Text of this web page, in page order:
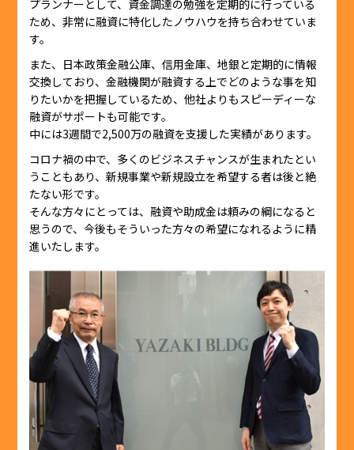
プランナーとして、資金調達の勉強を定期的に行っている
ため、非常に融資に特化したノウハウを持ち合わせていま
す。
また、日本政策金融公庫、信用金庫、地銀と定期的に情報
交換しており、金融機関が融資する上でどのような事を知
りたいかを把握しているため、他社よりもスピーディーな
融資がサポートも可能です。
中には3週間で2,500万の融資を支援した実績があります。
コロナ禍の中で、多くのビジネスチャンスが生まれたとい
うこともあり、新規事業や新規設立を希望する者は後と絶
たない形です。
そんな方々にとっては、融資や助成金は頼みの綱になると
思うので、今後もそういった方々の希望になれるように精
進いたします。